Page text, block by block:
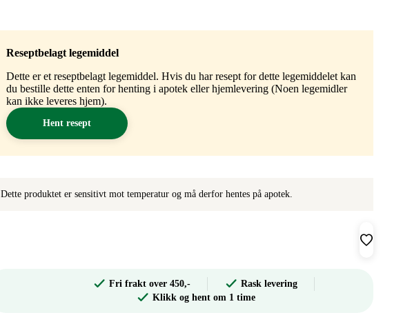
Reseptbelagt legemiddel
Dette er et reseptbelagt legemiddel. Hvis du har resept for dette legemiddelet kan
du bestille dette enten for henting i apotek eller hjemlevering (Noen legemidler
kan ikke leveres hjem).
Hent resept
Dette produktet er sensitivt mot temperatur og må derfor hentes på apotek.
Fri frakt over 450,-
Rask levering
Klikk og hent om 1 time